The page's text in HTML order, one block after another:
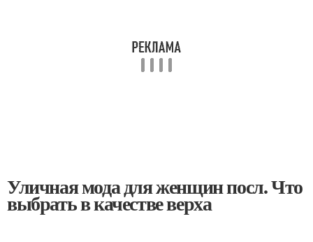
Уличная мода для женщин посл. Что
выбрать в качестве верха